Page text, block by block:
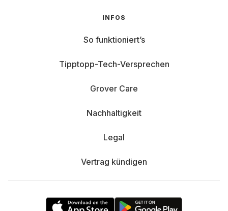
INFOS
So funktioniert’s
Tipptopp-Tech-Versprechen
Grover Care
Nachhaltigkeit
Legal
Vertrag kündigen